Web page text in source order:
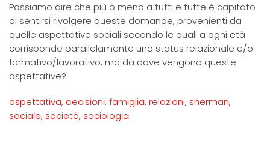
Possiamo dire che più o meno a tutti e tutte è capitato
di sentirsi rivolgere queste domande, provenienti da
quelle aspettative sociali secondo le quali a ogni età
corrisponde parallelamente uno status relazionale e/o
formativo/lavorativo, ma da dove vengono queste
aspettative?
:
E
aspettativa, decisioni, famiglia, relazioni, sherman,
sociale, società, sociologia